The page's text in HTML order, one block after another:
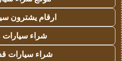
ارقام يشترون
شراء
شراء سيارات